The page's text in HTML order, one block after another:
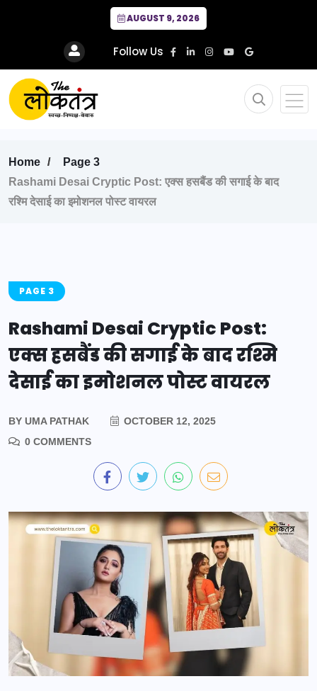
AUGUST 9, 2026
Follow Us
Home
Page 3
Rashami Desai Cryptic Post: एक्स हसबैंड की सगाई के बाद
रश्मि देसाई का इमोशनल पोस्ट वायरल
PAGE 3
Rashami Desai Cryptic Post:
एक्स हसबैंड की सगाई के बाद रश्मि
देसाई का इमोशनल पोस्ट वायरल
BY UMA PATHAK
OCTOBER 12, 2025
0 COMMENTS